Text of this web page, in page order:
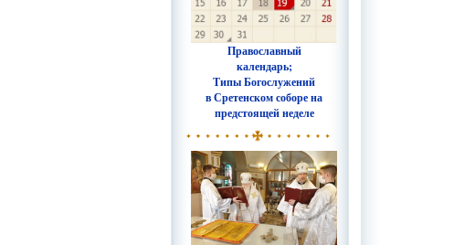
Православный
календарь;
Типы Богослужений
в Сретенском соборе на
предстоящей неделе